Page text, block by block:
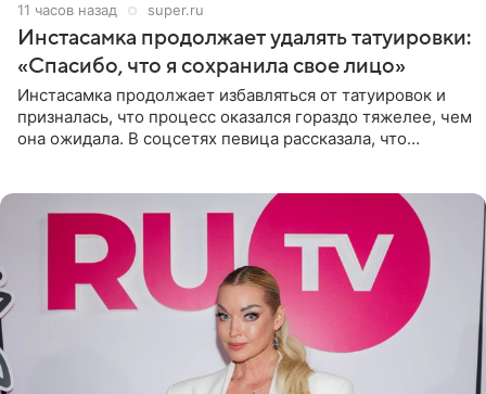
11 часов назад super.ru
Инстасамка продолжает удалять татуировки:
«Спасибо, что я сохранила свое лицо»
Инстасамка продолжает избавляться от татуировок и
призналась, что процесс оказался гораздо тяжелее, чем
она ожидала. В соцсетях певица рассказала, что